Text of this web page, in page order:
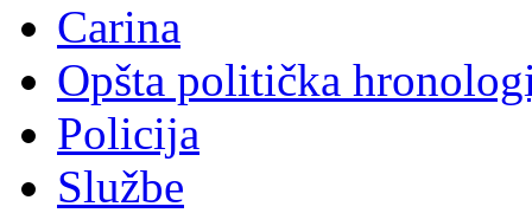
Carina
Opšta politička
Policija
Službe